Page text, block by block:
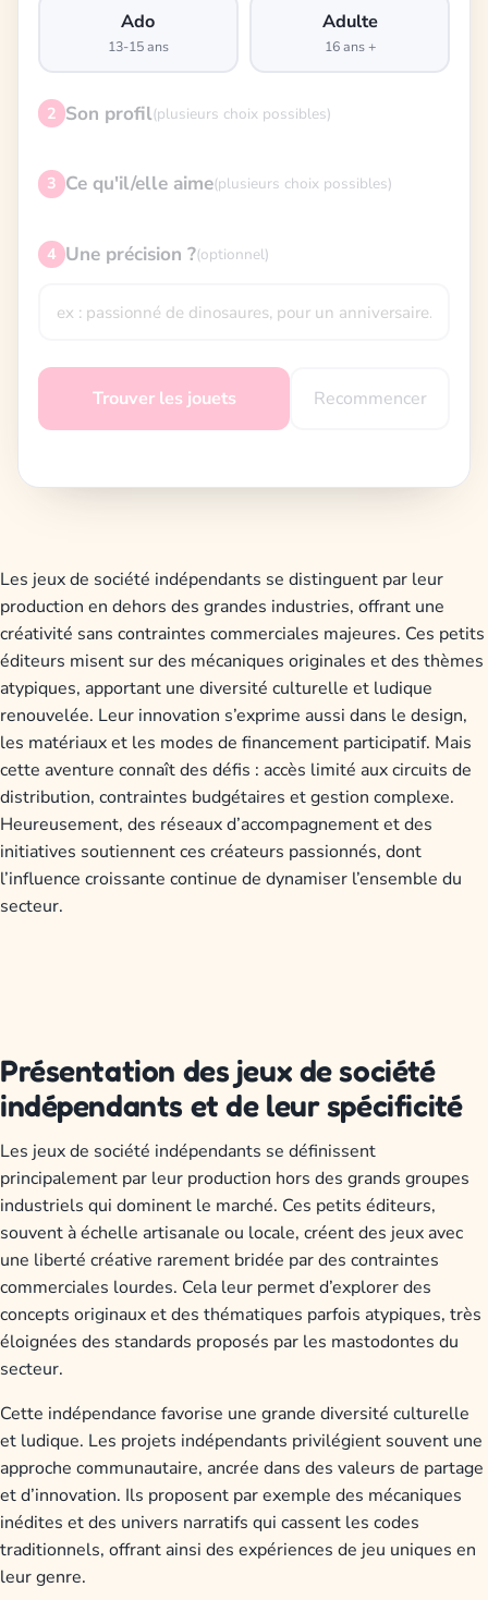
Ado
13-15 ans
Adulte
16 ans +
2 Son profil(plusieurs choix possibles)
3 Ce qu'il/elle aime(plusieurs choix possibles)
4 Une précision ?(optionnel)
Trouver les jouets Recommencer
Les jeux de société indépendants se distinguent par leur
production en dehors des grandes industries, offrant une
créativité sans contraintes commerciales majeures. Ces petits
éditeurs misent sur des mécaniques originales et des thèmes
atypiques, apportant une diversité culturelle et ludique
renouvelée. Leur innovation s’exprime aussi dans le design,
les matériaux et les modes de financement participatif. Mais
cette aventure connaît des défis : accès limité aux circuits de
distribution, contraintes budgétaires et gestion complexe.
Heureusement, des réseaux d’accompagnement et des
initiatives soutiennent ces créateurs passionnés, dont
l’influence croissante continue de dynamiser l’ensemble du
secteur.
Présentation des jeux de société
indépendants et de leur spécificité
Les jeux de société indépendants se définissent
principalement par leur production hors des grands groupes
industriels qui dominent le marché. Ces petits éditeurs,
souvent à échelle artisanale ou locale, créent des jeux avec
une liberté créative rarement bridée par des contraintes
commerciales lourdes. Cela leur permet d’explorer des
concepts originaux et des thématiques parfois atypiques, très
éloignées des standards proposés par les mastodontes du
secteur.
Cette indépendance favorise une grande diversité culturelle
et ludique. Les projets indépendants privilégient souvent une
approche communautaire, ancrée dans des valeurs de partage
et d’innovation. Ils proposent par exemple des mécaniques
inédites et des univers narratifs qui cassent les codes
traditionnels, offrant ainsi des expériences de jeu uniques en
leur genre.